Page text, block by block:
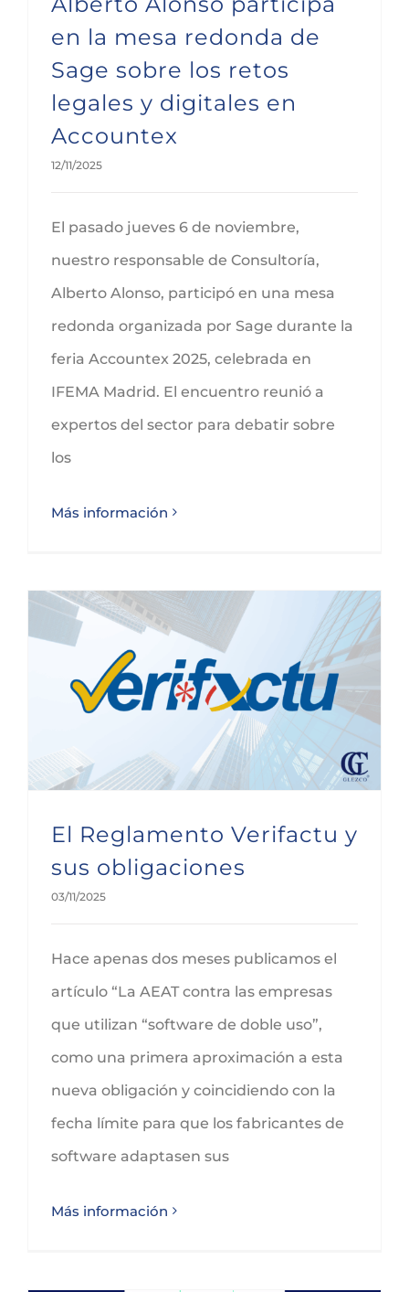
en la mesa redonda de
Sage sobre los retos
legales y digitales en
Accountex
12/11/2025
El pasado jueves 6 de noviembre,
nuestro responsable de Consultoría,
Alberto Alonso, participó en una mesa
redonda organizada por Sage durante la
feria Accountex 2025, celebrada en
IFEMA Madrid. El encuentro reunió a
expertos del sector para debatir sobre
los
Más información
El Reglamento Verifactu y
sus obligaciones
03/11/2025
Hace apenas dos meses publicamos el
artículo “La AEAT contra las empresas
que utilizan “software de doble uso”,
como una primera aproximación a esta
nueva obligación y coincidiendo con la
fecha límite para que los fabricantes de
software adaptasen sus
Más información